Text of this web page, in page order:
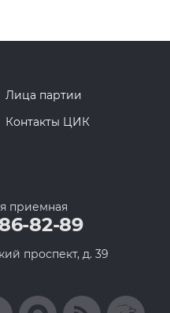
Лица партии
Контакты ЦИК
приемная
82-89
проспект, д. 39